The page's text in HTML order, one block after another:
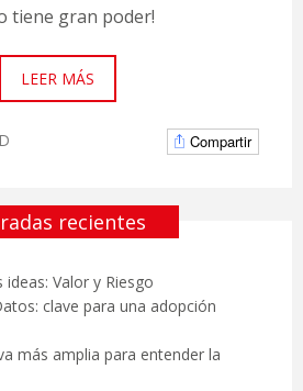
tiene gran poder!
LEER MÁS
Compartir
recientes
ideas: Valor y Riesgo
clave para una adopción
más amplia para entender la